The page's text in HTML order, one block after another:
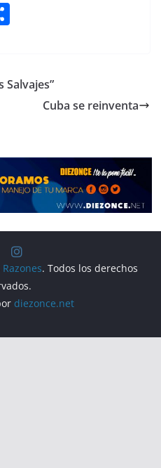
p
Salvajes”
Cuba se reinventa
. Todos los derechos
diezonce.net